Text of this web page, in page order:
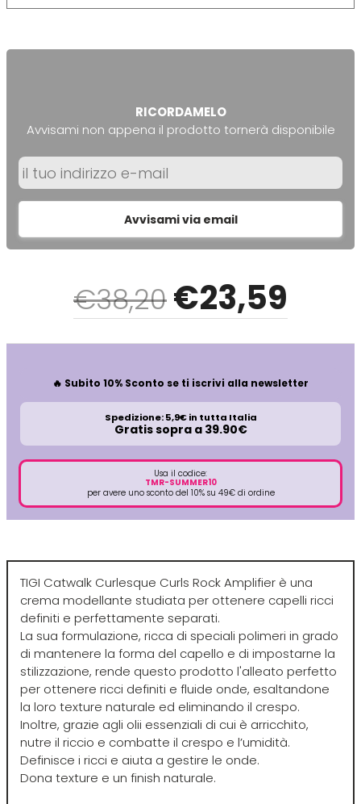
Olaplex
Pacinos
Parlux
Phytorelax
Plura
Profesia
PRORASO
Protoplasmina
Puring
R
reBond
Redken
Refresh
Renee Blanche
Revlon
Rica
RICORDAMELO
Avvisami non appena il prodotto tornerà disponibile
Avvisami via email
€38,20€23,59
🔥 Subito 10% Sconto se ti iscrivi alla newsletter
Spedizione: 5,9€ in tutta Italia
Gratis sopra a 39.90€
Usa il codice:
TMR-SUMMER10
per avere uno sconto del 10% su 49€ di ordine
TIGI Catwalk Curlesque Curls Rock Amplifier è una
crema modellante studiata per ottenere capelli ricci
definiti e perfettamente separati.
La sua formulazione, ricca di speciali polimeri in grado
di mantenere la forma del capello e di impostarne la
stilizzazione, rende questo prodotto l'alleato perfetto
per ottenere ricci definiti e fluide onde, esaltandone
la loro texture naturale ed eliminando il crespo.
Inoltre, grazie agli olii essenziali di cui è arricchito,
nutre il riccio e combatte il crespo e l’umidità.
Definisce i ricci e aiuta a gestire le onde.
Dona texture e un finish naturale.